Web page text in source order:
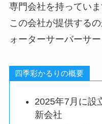
専門会社を持っていま
この会社が提供する
ォーターサーバーサー
四季彩かるりの概要
2025年7月に設
新会社